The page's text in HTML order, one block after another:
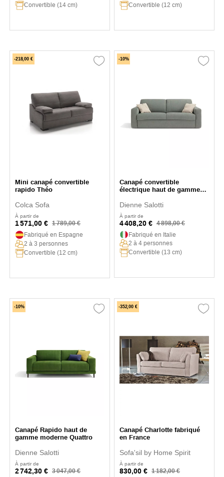
Convertible (14 cm)
Convertible (12 cm)
-218,00 €
Mini canapé convertible
rapido Théo
Colca Sofa
À partir de
1 571,00 € 1 789,00 €
Fabriqué en Espagne
2 à 3 personnes
Convertible (12 cm)
-10%
Canapé convertible
électrique haut de gamme
Dienne Salotti
À partir de
4 408,20 € 4 898,00 €
Fabriqué en Italie
2 à 4 personnes
Convertible (13 cm)
-10%
Canapé Rapido haut de
gamme moderne Quattro
Dienne Salotti
À partir de
2 742,30 € 3 047,00 €
-352,00 €
Canapé Charlotte fabriqué
en France
Sofa'sil by Home Spirit
À partir de
830,00 € 1 182,00 €